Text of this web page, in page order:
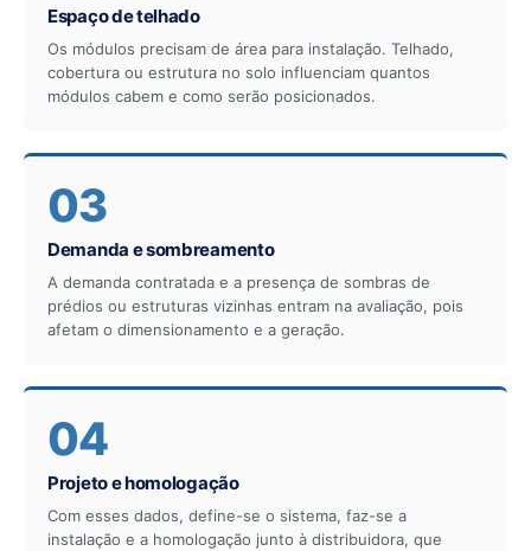
Espaço de telhado
Os módulos precisam de área para instalação. Telhado,
cobertura ou estrutura no solo influenciam quantos
módulos cabem e como serão posicionados.
03
Demanda e sombreamento
A demanda contratada e a presença de sombras de
prédios ou estruturas vizinhas entram na avaliação, pois
afetam o dimensionamento e a geração.
04
Projeto e homologação
Com esses dados, define-se o sistema, faz-se a
instalação e a homologação junto à distribuidora, que